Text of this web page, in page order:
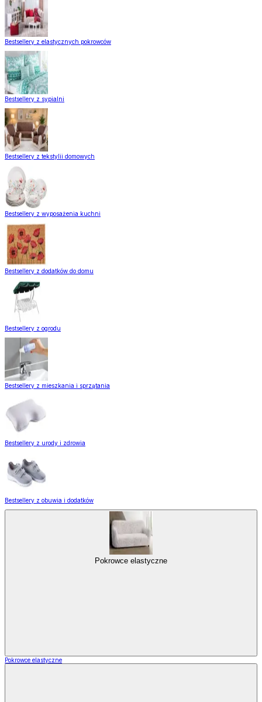
Bestsellery z elastycznych pokrowców
Bestsellery z sypialni
Bestsellery z tekstylii domowych
Bestsellery z wyposażenia kuchni
Bestsellery z dodatków do domu
Bestsellery z ogrodu
Bestsellery z mieszkania i sprzątania
Bestsellery z urody i zdrowia
Bestsellery z obuwia i dodatków
Pokrowce elastyczne
Pokrowce elastyczne